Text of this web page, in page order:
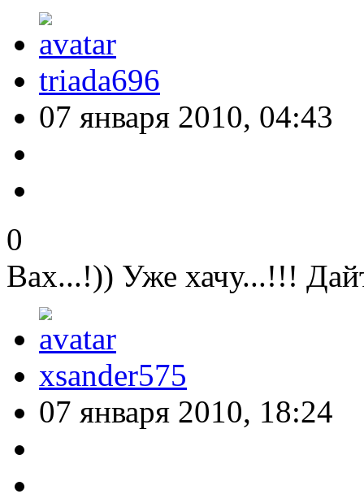
triada696
07 января 2010, 04:43
0
Вах...!)) Уже хачу...!!!
xsander575
07 января 2010, 18:24